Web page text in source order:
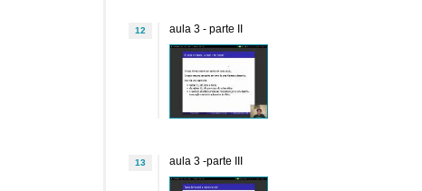
12 aula 3 - parte II
13 aula 3 -parte III